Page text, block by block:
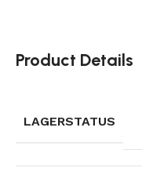
Product Details
LAGERSTATUS